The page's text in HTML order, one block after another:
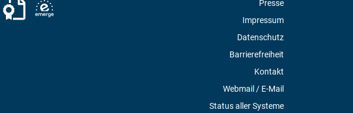
Presse
Impressum
Datenschutz
Barrierefreiheit
Kontakt
Webmail / E-Mail
Status aller Systeme